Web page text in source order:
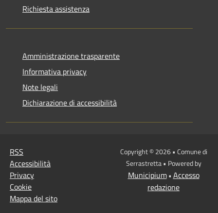
Richiesta assistenza
Amministrazione trasparente
Informativa privacy
Note legali
Dichiarazione di accessibilità
RSS
Accessibilità
Privacy
Cookie
Mappa del sito
Copyright © 2026 • Comune di
Serrastretta • Powered by
Municipium• Accesso
redazione